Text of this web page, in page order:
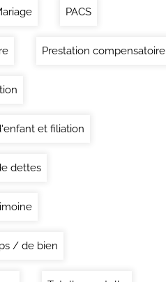
PACS
Prestation compensatoire
et filiation
dettes
/ de bien